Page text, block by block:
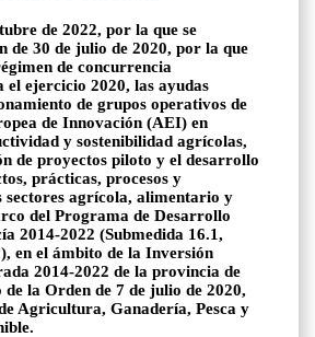
de 2022, por la que se
de 30 de julio de 2020, por la que
de concurrencia
ejercicio 2020, las ayudas
de grupos operativos de
de Innovación (AEI) en
y sostenibilidad agrícolas,
de proyectos piloto y el desarrollo
prácticas, procesos y
sectores agrícola, alimentario y
del Programa de Desarrollo
2014-2022 (Submedida 16.1,
en el ámbito de la Inversión
2014-2022 de la provincia de
la Orden de 7 de julio de 2020,
Agricultura, Ganadería, Pesca y